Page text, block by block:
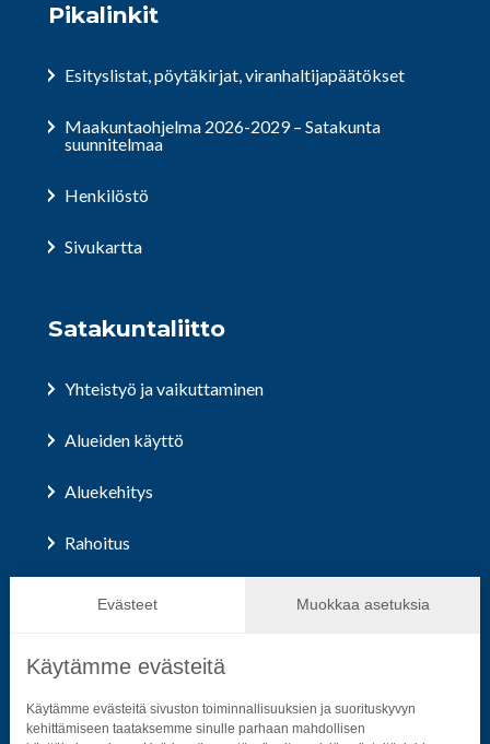
Evästeet Muokkaa asetuksia
Käytämme evästeitä
Käytämme evästeitä sivuston toiminnallisuuksien ja suorituskyvyn
kehittämiseen taataksemme sinulle parhaan mahdollisen
Pikalinkit
Esityslistat, pöytäkirjat, viranhaltijapäätökset
Maakuntaohjelma 2026-2029 – Satakunta
suunnitelmaa
Henkilöstö
Sivukartta
Satakuntaliitto
Yhteistyö ja vaikuttaminen
Alueiden käyttö
Aluekehitys
Rahoitus
Hallinto ja päätöksenteko
Seuraa sosiaalisessa mediassa